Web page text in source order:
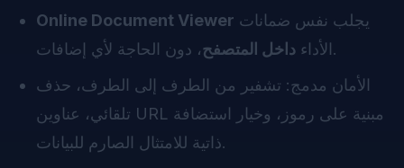
Online Document Viewer
الأداء داخل المتصفح
، دون الحاجة لأي إضافات.
الأمان مدمج: تشفير من الطرف إلى الطرف، حذف
تلقائي، عناوين URL مبنية على رموز، وخيار استضافة
ذاتية للامتثال الصارم للبيانات.